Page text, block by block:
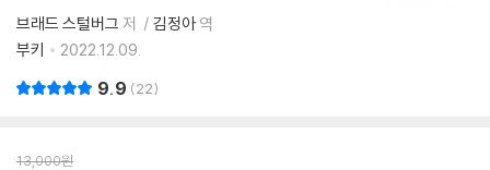
브래드 스털버그 저 김정아역
부키
2022.12.09.
9.9 22
13,000원